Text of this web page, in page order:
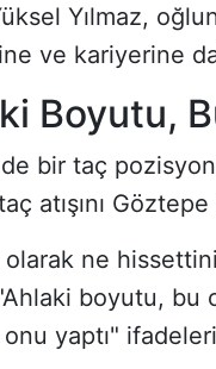
Yılmaz,
ve kariyerine
Boyutu,
bir taç
atışını Göztepe
olarak ne
boyutu, bu
yaptı"